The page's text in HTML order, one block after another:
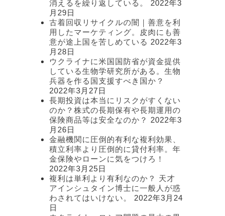
消えるを繰り返している。
2022年3
月29日
古着回収リサイクルの闇｜善意を利
用したマーケティング。皮肉にも善
意が途上国を苦しめている 2022年3
月28日
ウクライナに米国国防省が資金提供
している生物学研究所がある。生物
兵器を作る国支援すべき国か？
2022年3月27日
長期投資は本当にリスクがすくない
のか？株式の長期保有や長期運用の
保険商品等は安全なのか？
2022年3
月26日
金融機関に圧倒的有利な複利効果、
積立利率より圧倒的に貸付利率。年
金保険やローンに気をつけろ！
2022年3月25日
複利は単利より有利なのか？ 天才
アインシュタイン博士に一般人が惑
わされてはいけない。
2022年3月24
日